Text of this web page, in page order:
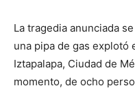
La tragedia anunciada
una pipa de gas explotó
Iztapalapa, Ciudad de
momento, de ocho